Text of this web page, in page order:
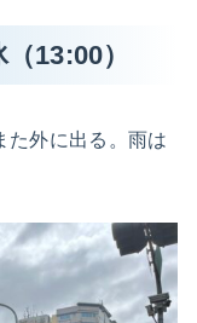
13:00）
た外に出る。雨は